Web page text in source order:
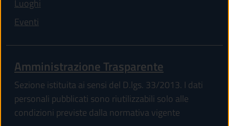
Luoghi
Eventi
Amministrazione Trasparente
Sezione istituita ai sensi del D.lgs. 33/2013. I dati
personali pubblicati sono riutilizzabili solo alle
condizioni previste dalla normativa vigente